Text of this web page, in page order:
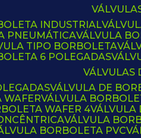
INDUSTRIAL
PNEUMÁTICA VÁLVULA
TIPO BORBOLETA
6 POLEGADAS
VÁLVULA DE
WAFER VÁLVULA
WAFER 4
VÁLVULA
BORBOLETA PVC